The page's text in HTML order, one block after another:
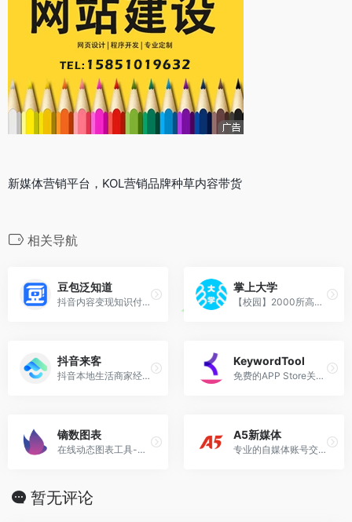
新媒体营销平台，KOL营销品牌种草内容带货
相关导航
豆包泛知道
抖音内容变现知识付费平台
掌上大学
【校园】2000所高校媒介曝光品牌和推广，品牌联动落地校园。
抖音来客
抖音本地生活商家经营平台。
KeywordTool
免费的APP Store关键词优化
镝数图表
在线动态图表工具-零代码数据大屏可视化
A5新媒体
专业的自媒体账号交易平台，拥有大量优质新兴新媒体账号资源。
暂无评论